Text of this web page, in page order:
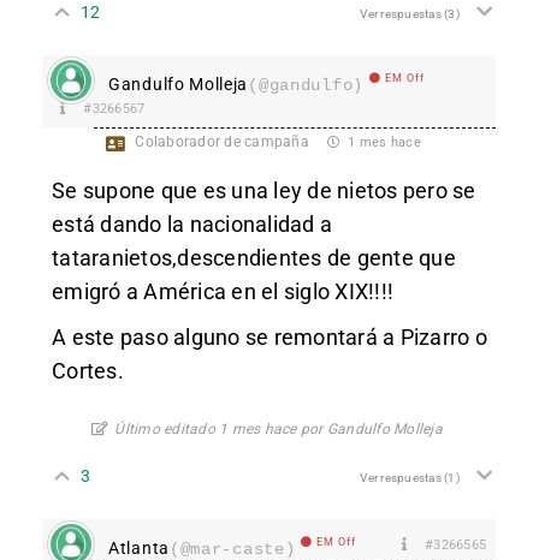
12 Ver respuestas(3)
Gandulfo Molleja (@gandulfo) EM Off
#3266567
Colaborador de campaña 1 mes hace
Se supone que es una ley de nietos pero se
está dando la nacionalidad a
tataranietos,descendientes de gente que
emigró a América en el siglo XIX!!!!
A este paso alguno se remontará a Pizarro o
Cortes.
Último editado 1 mes hace por Gandulfo Molleja
3 Ver respuestas(1)
Atlanta (@mar-caste) EM Off #3266565